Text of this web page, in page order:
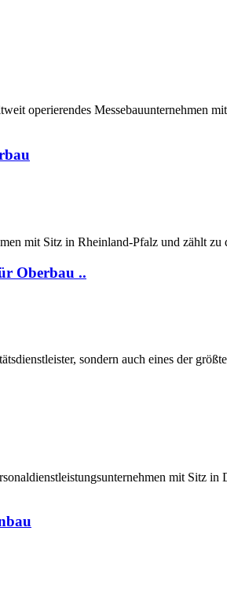
operierendes Messebauunternehmen
mit Sitz in Rheinland-Pfalz und zählt
Oberbau ..
sondern auch eines der
mit Sitz